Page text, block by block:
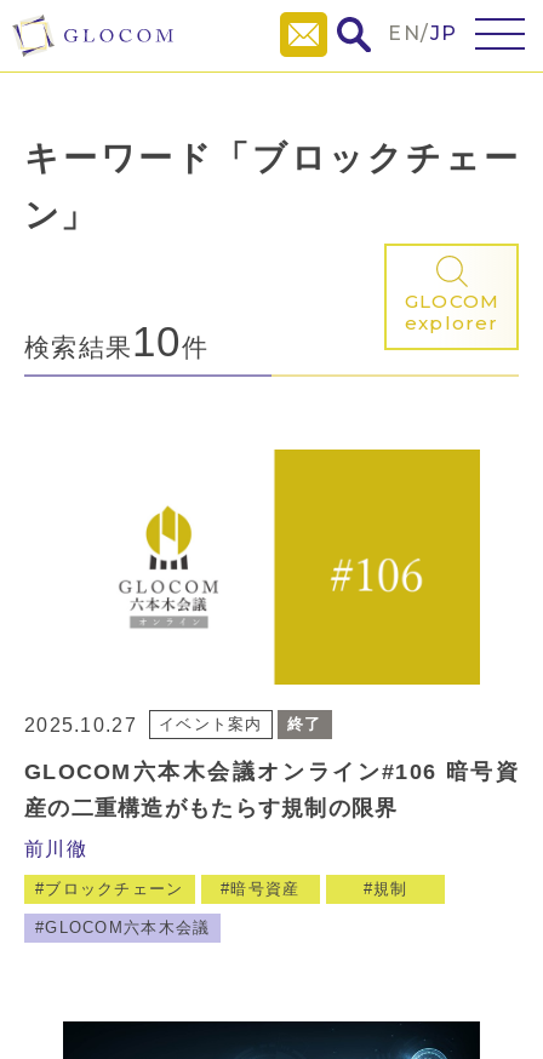
EN/JP
キーワード「ブロックチェー
ン」
GLOCOM
explorer
検索結果10件
2025.10.27 イベント案内 終了
GLOCOM六本木会議オンライン#106 暗号資
産の二重構造がもたらす規制の限界
前川徹
ブロックチェーン 暗号資産 規制
GLOCOM六本木会議